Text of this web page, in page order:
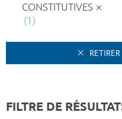
CONSTITUTIVES
(1)
FILTRE DE